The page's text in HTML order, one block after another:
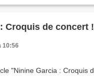
Croquis de concert !
10:56